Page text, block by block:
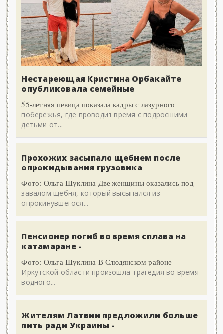
Нестареющая Кристина Орбакайте
опубликовала семейные
55-летняя певица показала кадры с лазурного
побережья, где проводит время с подросшими
детьми от...
Прохожих засыпало щебнем после
опрокидывания грузовика
Фото: Ольга Шуклина Две женщины оказались под
завалом щебня, который высыпался из
опрокинувшегося...
Пенсионер погиб во время сплава на
катамаране -
Фото: Ольга Шуклина В Слюдянском районе
Иркутской области произошла трагедия во время
водного...
Жителям Латвии предложили больше
пить ради Украины -